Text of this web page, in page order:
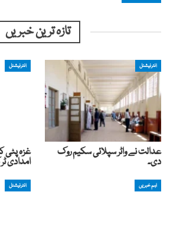
تازہ ترین خبریں
انٹرنیشنل
عدالت نے واٹر سپلائی سکیم روک
دی۔
انٹرنیشنل
امدادی
اہم خبریں انٹرنیشنل